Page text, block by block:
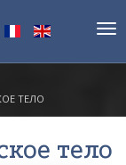
ТЕЛО
тело